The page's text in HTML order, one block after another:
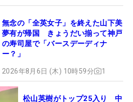
無念の「全英女子」を終えた山下美
夢有が帰国 きょうだい揃って神戸
の寿司屋で「バースデーディナ
ー？」
2026年8月6日 (木) 10時59分 1
松山英樹がトップ25入り 中